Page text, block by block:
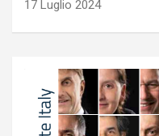
17 Luglio 2024